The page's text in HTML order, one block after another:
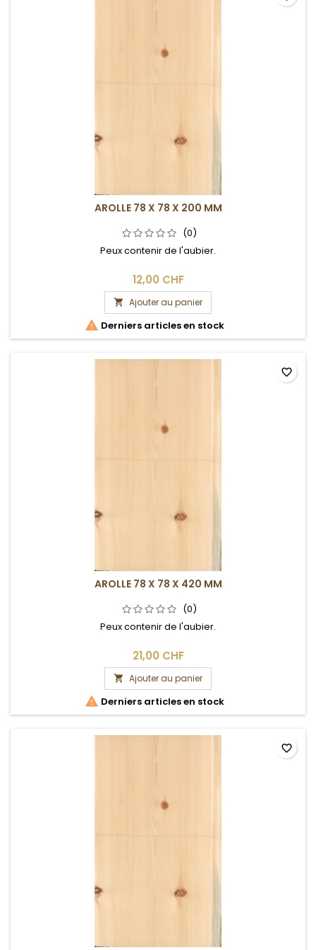
AROLLE 78 X 78 X 200 MM
(0)
Peux contenir de l'aubier.
12,00 CHF
 Ajouter au panier
 Derniers articles en stock
AROLLE 78 X 78 X 420 MM
(0)
Peux contenir de l'aubier.
21,00 CHF
 Ajouter au panier
 Derniers articles en stock
favorite_border
favorite_border